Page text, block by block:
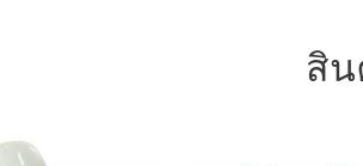
สิน